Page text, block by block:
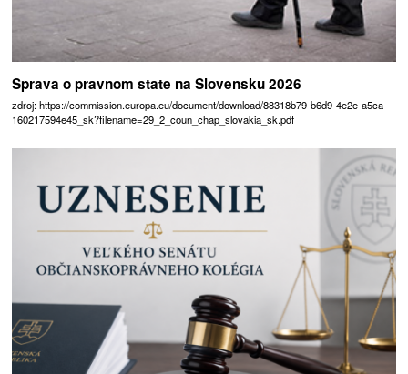
Sprava o pravnom state na Slovensku 2026
zdroj: https://commission.europa.eu/document/download/88318b79-b6d9-4e2e-a5ca-
160217594e45_sk?filename=29_2_coun_chap_slovakia_sk.pdf